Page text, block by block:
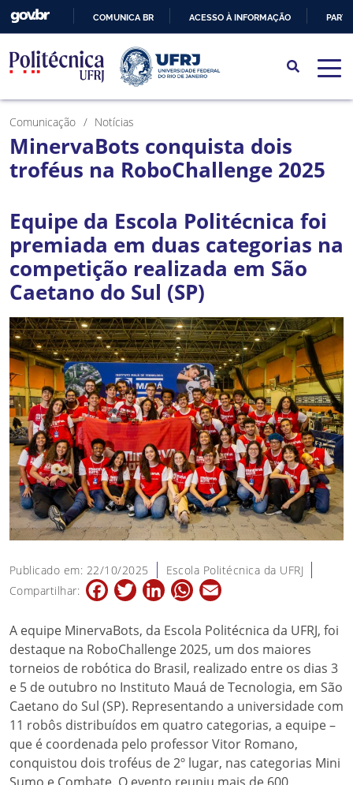
PARA
O
CONTEÚDO
COMUNICA BR ACESSO À INFORMAÇÃO
Comunicação Notícias
MinervaBots conquista dois
troféus na RoboChallenge 2025
Equipe da Escola Politécnica foi
premiada em duas categorias na
competição realizada em São
Caetano do Sul (SP)
Publicado em: 22/10/2025
Escola Politécnica da UFRJ
Compartilhar:
FacebookTwitterLinkedInWhatsApp
A equipe MinervaBots, da Escola Politécnica da UFRJ, foi
destaque na RoboChallenge 2025, um dos maiores
torneios de robótica do Brasil, realizado entre os dias 3
e 5 de outubro no Instituto Mauá de Tecnologia, em São
Caetano do Sul (SP). Representando a universidade com
11 robôs distribuídos em quatro categorias, a equipe –
que é coordenada pelo professor Vitor Romano,
conquistou dois troféus de 2º lugar, nas categorias Mini